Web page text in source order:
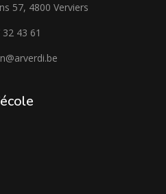
57, 4800 Verviers
32 43 61